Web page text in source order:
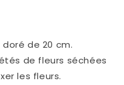
de 20 cm.
de fleurs séchées
les fleurs.